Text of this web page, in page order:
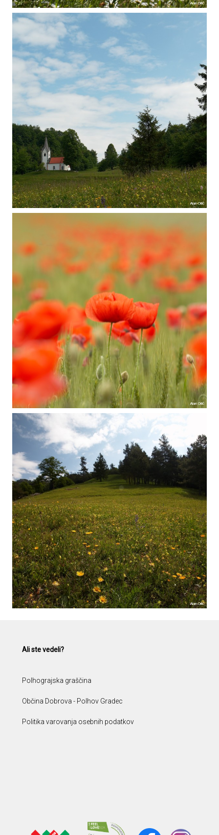
Alan Orlič
Alan Orlič
Alan Orlič
Alan Orlič
Ali ste vedeli?
Polhograjska graščina
Občina Dobrova - Polhov Gradec
Politika varovanja osebnih podatkov